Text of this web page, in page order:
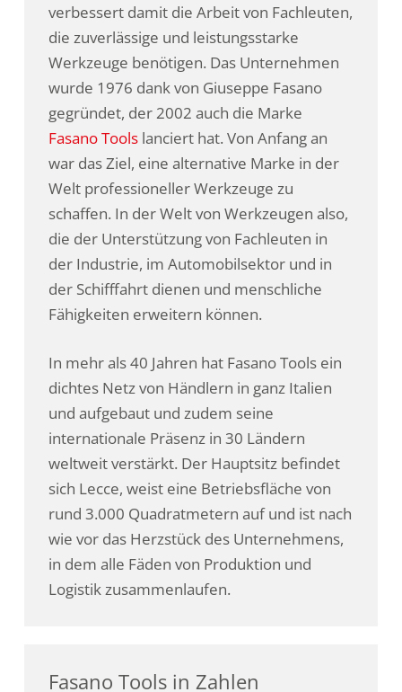
verbessert damit die Arbeit von Fachleuten,
die zuverlässige und leistungsstarke
Werkzeuge benötigen. Das Unternehmen
wurde 1976 dank von Giuseppe Fasano
gegründet, der 2002 auch die Marke
Fasano Toolslanciert hat. Von Anfang an
war das Ziel, eine alternative Marke in der
Welt professioneller Werkzeuge zu
schaffen. In der Welt von Werkzeugen also,
die der Unterstützung von Fachleuten in
der Industrie, im Automobilsektor und in
der Schifffahrt dienen und menschliche
Fähigkeiten erweitern können.
In mehr als 40 Jahren hat Fasano Tools ein
dichtes Netz von Händlern in ganz Italien
und aufgebaut und zudem seine
internationale Präsenz in 30 Ländern
weltweit verstärkt. Der Hauptsitz befindet
sich Lecce, weist eine Betriebsfläche von
rund 3.000 Quadratmetern auf und ist nach
wie vor das Herzstück des Unternehmens,
in dem alle Fäden von Produktion und
Logistik zusammenlaufen.
Fasano Tools in Zahlen